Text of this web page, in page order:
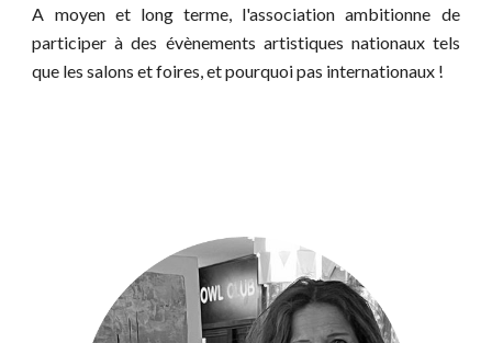
A moyen et long terme, l'association ambitionne de
participer à des évènements artistiques nationaux tels
que les salons et foires, et pourquoi pas internationaux !